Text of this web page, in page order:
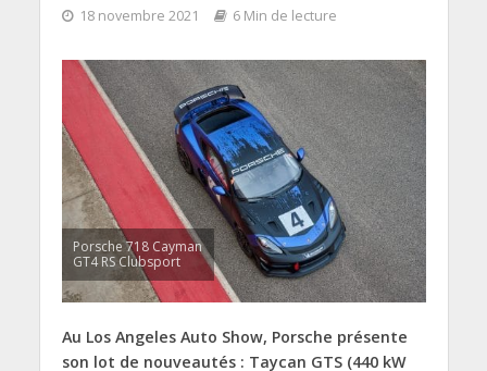
18 novembre 2021 6 Min de lecture
Porsche 718 Cayman
GT4 RS Clubsport
Au Los Angeles Auto Show, Porsche présente
son lot de nouveautés : Taycan GTS (440 kW